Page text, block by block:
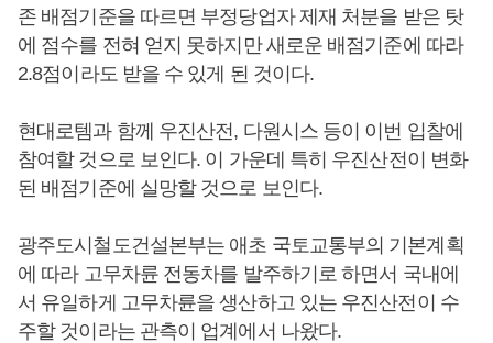
존 배점기준을 따르면 부정당업자 제재 처분을 받은 탓
에 점수를 전혀 얻지 못하지만 새로운 배점기준에 따라
2.8점이라도 받을 수 있게 된 것이다.
현대로템과 함께 우진산전, 다원시스 등이 이번 입찰에
참여할 것으로 보인다. 이 가운데 특히 우진산전이 변화
된 배점기준에 실망할 것으로 보인다.
광주도시철도건설본부는 애초 국토교통부의 기본계획
에 따라 고무차륜 전동차를 발주하기로 하면서 국내에
서 유일하게 고무차륜을 생산하고 있는 우진산전이 수
주할 것이라는 관측이 업계에서 나왔다.